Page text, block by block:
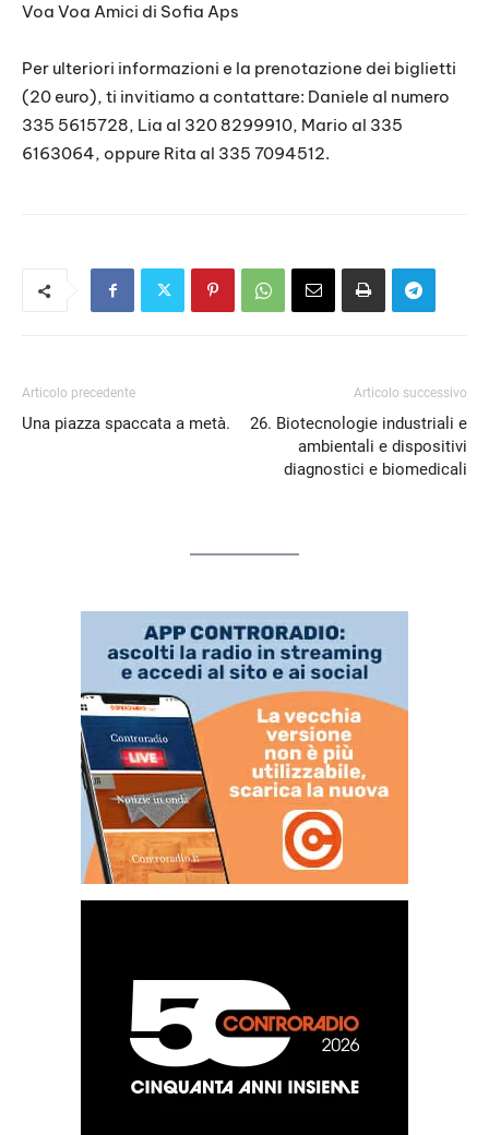
Voa Voa Amici di Sofia Aps
Per ulteriori informazioni e la prenotazione dei biglietti
(20 euro), ti invitiamo a contattare: Daniele al numero
335 5615728, Lia al 320 8299910, Mario al 335
6163064, oppure Rita al 335 7094512.
Articolo precedente
Una piazza spaccata a metà.
Articolo successivo
26. Biotecnologie industriali e
ambientali e dispositivi
diagnostici e biomedicali